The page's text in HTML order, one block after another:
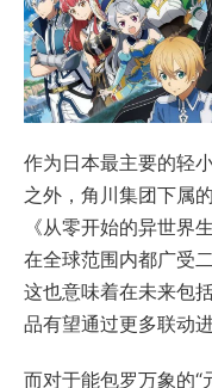
作为日本最主要的轻
之外，角川集团下属
《从零开始的异世界
在全球范围内都广受
这也意味着在未来包
品有望通过更多联动
而对于能包罗万象的“